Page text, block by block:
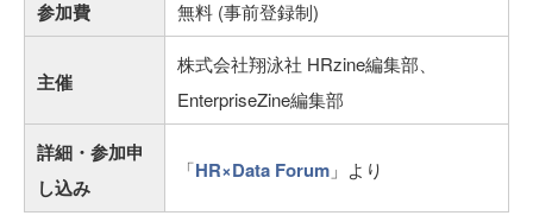
参加費 無料 (事前登録制)
主催
株式会社翔泳社 HRzine編集部、
EnterpriseZine編集部
詳細・参加申
し込み
「HR×Data Forum 」より